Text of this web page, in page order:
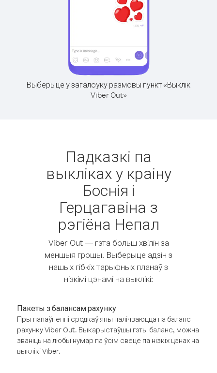
Выберыце ў загалоўку размовы пункт «Выклік
Viber Out»
Падказкі па
выкліках у краіну
Боснія і
Герцагавіна з
рэгіёна Непал
Viber Out — гэта больш хвілін за
меншыя грошы. Выберыце адзін з
нашых гібкіх тарыфных планаў з
нізкімі цэнамі на выклікі:
Пакеты з балансам рахунку
Пры папаўненні сродкаў яны налічваюцца на баланс
рахунку Viber Out. Выкарыстаўшы гэты баланс, можна
званіць на любы нумар па ўсім свеце па нізкіх цэнах на
выклікі Viber.